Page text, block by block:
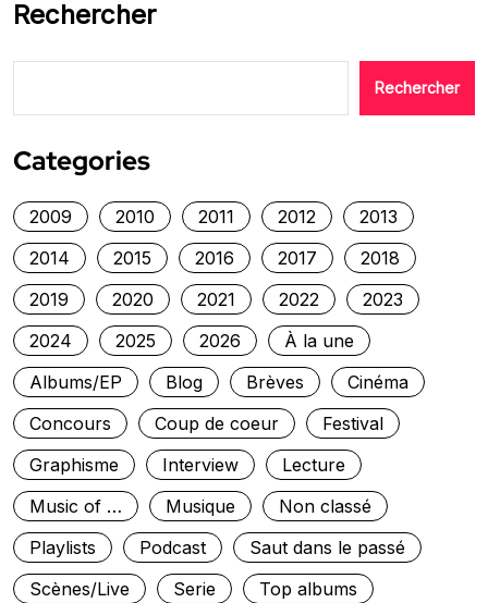
Rechercher
Rechercher
Categories
2009 2010 2011 2012
2013
2014
2015 2016 2017
2018
2019
2020 2021 2022
2023
2024
2025 2026
À la une
Albums/EP
Blog Brèves
Cinéma
Concours
Coup de coeur
Festival
Graphisme
Interview
Lecture
Music of …
Musique
Non classé
Playlists
Podcast
Saut dans le passé
Scènes/Live
Serie
Top albums